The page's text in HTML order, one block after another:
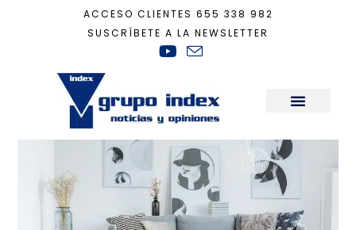
ACCESO CLIENTES 655 338 982
SUSCRÍBETE A LA NEWSLETTER
otoño